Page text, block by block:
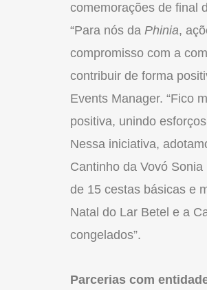
comemorações de final
“Para nós da Phinia,
compromisso com a
contribuir de forma
Events Manager. “Fico
positiva, unindo
Nessa iniciativa,
Cantinho da Vovó
de 15 cestas básicas e
Natal do Lar Betel e a
congelados”.
Parcerias com